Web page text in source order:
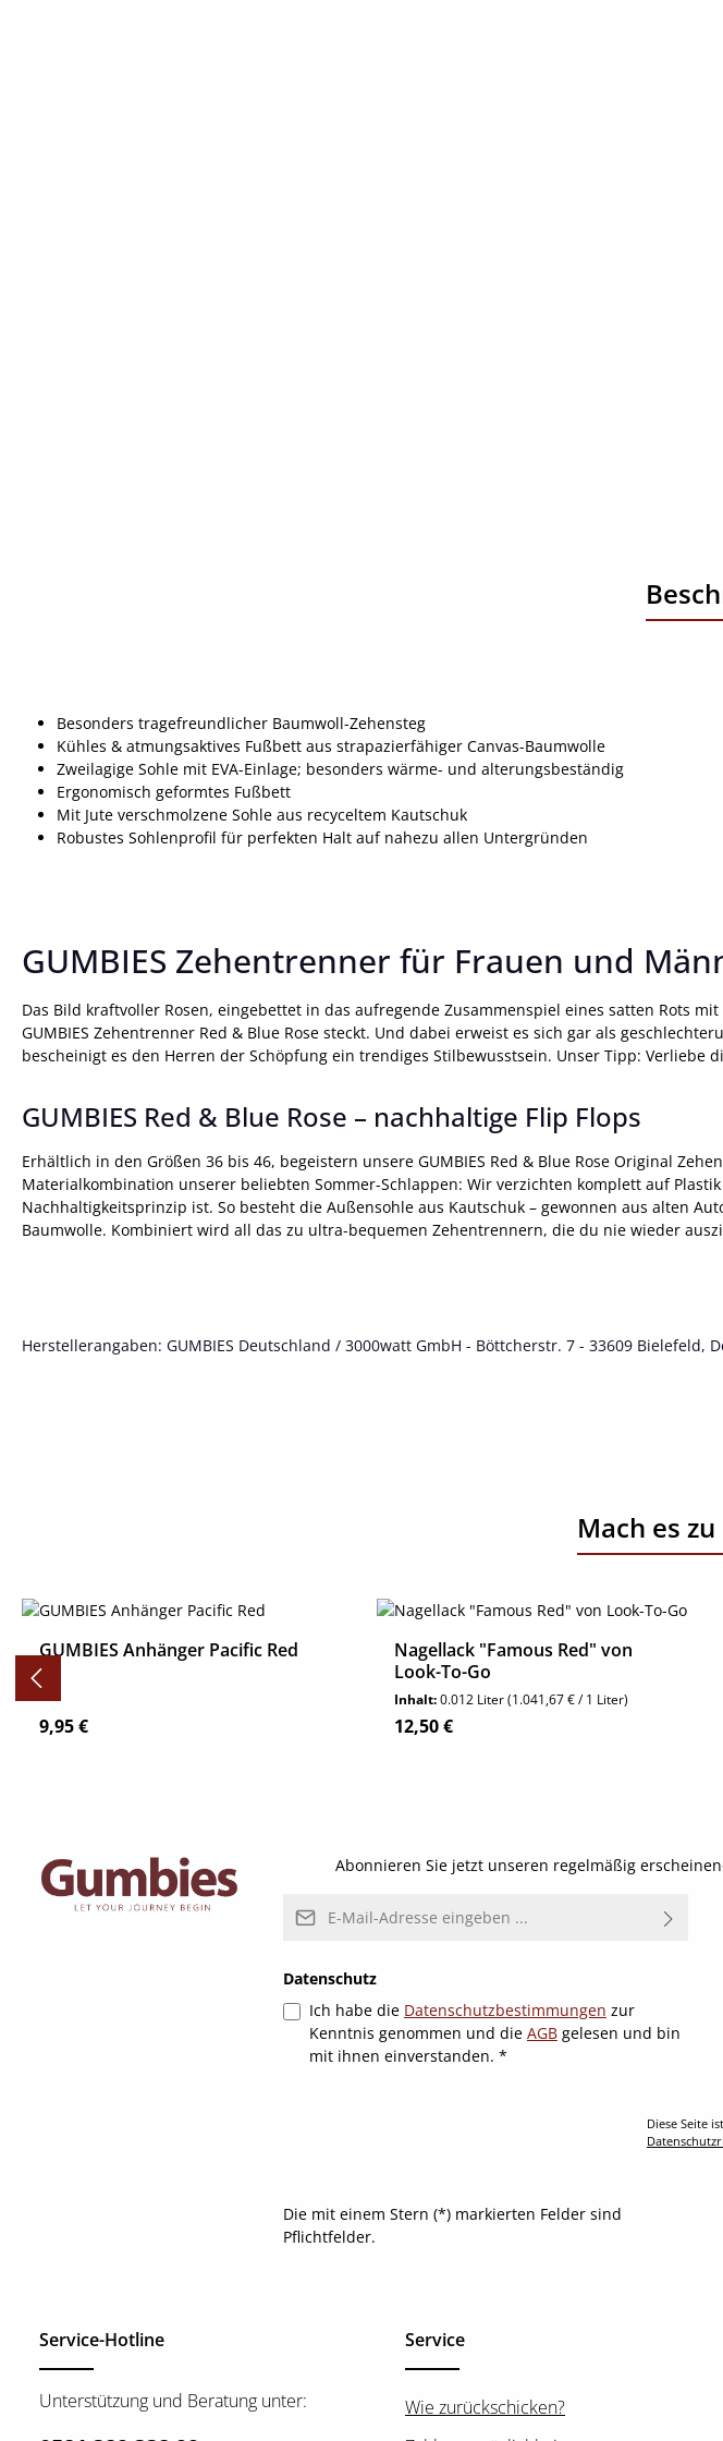
Besonders tragefreundlicher Baumwoll-Zehensteg
Kühles & atmungsaktives Fußbett aus strapazierfähiger Canvas-Baumwolle
Zweilagige Sohle mit EVA-Einlage; besonders wärme- und alterungsbeständig
Ergonomisch geformtes Fußbett
Mit Jute verschmolzene Sohle aus recyceltem Kautschuk
Robustes Sohlenprofil für perfekten Halt auf nahezu allen Untergründen
GUMBIES Zehentrenner für Frauen und
Das Bild kraftvoller Rosen, eingebettet in das aufregende Zusammenspiel eines satten Rots
GUMBIES Zehentrenner Red & Blue Rose steckt. Und dabei erweist es sich gar als
bescheinigt es den Herren der Schöpfung ein trendiges Stilbewusstsein. Unser Tipp:
GUMBIES Red & Blue Rose – nachhaltige Flip Flops
Erhältlich in den Größen 36 bis 46, begeistern unsere GUMBIES Red & Blue Rose Original
Materialkombination unserer beliebten Sommer-Schlappen: Wir verzichten komplett auf
Nachhaltigkeitsprinzip ist. So besteht die Außensohle aus Kautschuk – gewonnen aus alten
Baumwolle. Kombiniert wird all das zu ultra-bequemen Zehentrennern, die du nie wieder
Herstellerangaben: GUMBIES Deutschland / 3000watt GmbH - Böttcherstr. 7 - 33609 Bielefeld,
Mach es
Produktgalerie überspringen
GUMBIES Anhänger Pacific Red
Regulärer Preis:
9,95 €
Nagellack "Famous Red" von
Look-To-Go
Inhalt:0.012 Liter(1.041,67 € / 1 Liter)
Regulärer Preis:
12,50 €
Abonnieren Sie jetzt unseren regelmäßig
E-Mail-Adresse*
Datenschutz
Ich habe die Datenschutzbestimmungen zur
Kenntnis genommen und die AGBgelesen und bin
mit ihnen einverstanden. *
Diese Seite
Die mit einem Stern (*) markierten Felder sind
Pflichtfelder.
Service-Hotline
Unterstützung und Beratung unter:
Service
Wie zurückschicken?